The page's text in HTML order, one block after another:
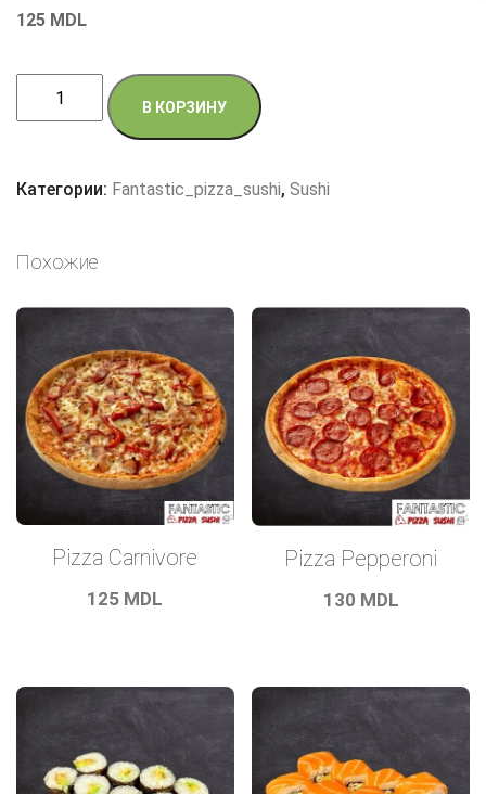
125 MDL
Количество
товара
лосось
В КОРЗИНУ
Категории: Fantastic_pizza_sushi, Sushi
Похожие
Pizza Carnivore
125 MDL
Pizza Pepperoni
130 MDL